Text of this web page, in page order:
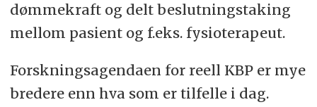
dømmekraft og delt beslutningstaking
mellom pasient og f.eks. fysioterapeut.
Forskningsagendaen for reell KBP er mye
bredere enn hva som er tilfelle i dag.